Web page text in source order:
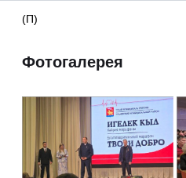
(П)
Фотогалерея